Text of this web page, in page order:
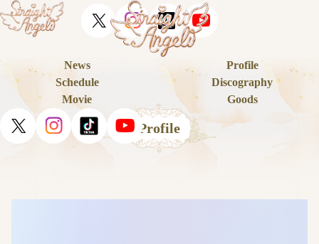
News
Profile
Schedule
Discography
Movie
Goods
Profile